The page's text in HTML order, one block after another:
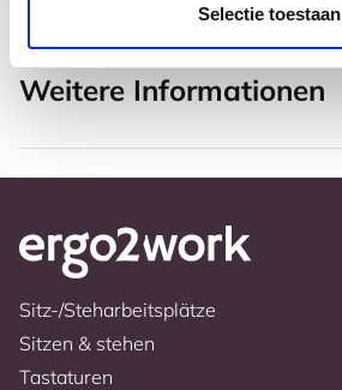
Selectie toestaan
Weitere Informationen
Sitz-/Steharbeitsplätze
Sitzen & stehen
Tastaturen